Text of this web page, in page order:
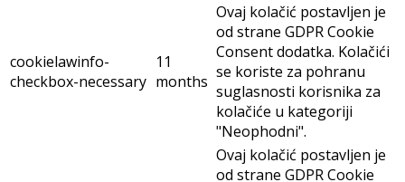
cookielawinfo-
checkbox-necessary
11
months
Ovaj kolačić postavljen je
od strane GDPR Cookie
Consent dodatka. Kolačići
se koriste za pohranu
suglasnosti korisnika za
kolačiće u kategoriji
"Neophodni".
Ovaj kolačić postavljen je
od strane GDPR Cookie